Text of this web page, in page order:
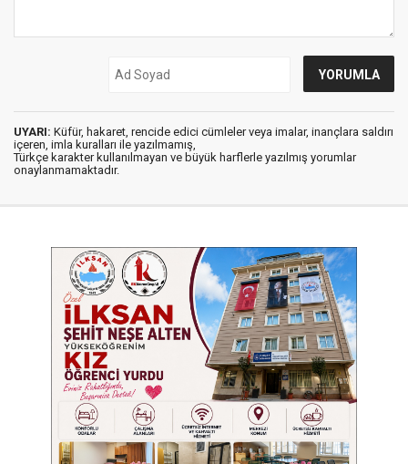
UYARI: Küfür, hakaret, rencide edici cümleler veya imalar, inançlara saldırı
içeren, imla kuralları ile yazılmamış,
Türkçe karakter kullanılmayan ve büyük harflerle yazılmış yorumlar
onaylanmamaktadır.